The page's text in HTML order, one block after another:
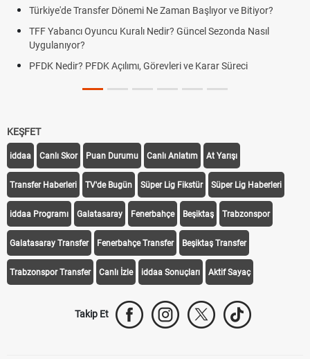
Türkiye'de Transfer Dönemi Ne Zaman Başlıyor ve Bitiyor?
TFF Yabancı Oyuncu Kuralı Nedir? Güncel Sezonda Nasıl
Uygulanıyor?
PFDK Nedir? PFDK Açılımı, Görevleri ve Karar Süreci
KEŞFET
iddaa Canlı Skor Puan Durumu Canlı Anlatım At Yarışı
Transfer Haberleri TV'de Bugün Süper Lig Fikstür Süper Lig Haberleri
iddaa Programı Galatasaray Fenerbahçe Beşiktaş Trabzonspor
Galatasaray Transfer Fenerbahçe Transfer Beşiktaş Transfer
Trabzonspor Transfer Canlı İzle iddaa Sonuçları Aktif Sayaç
Takip Et